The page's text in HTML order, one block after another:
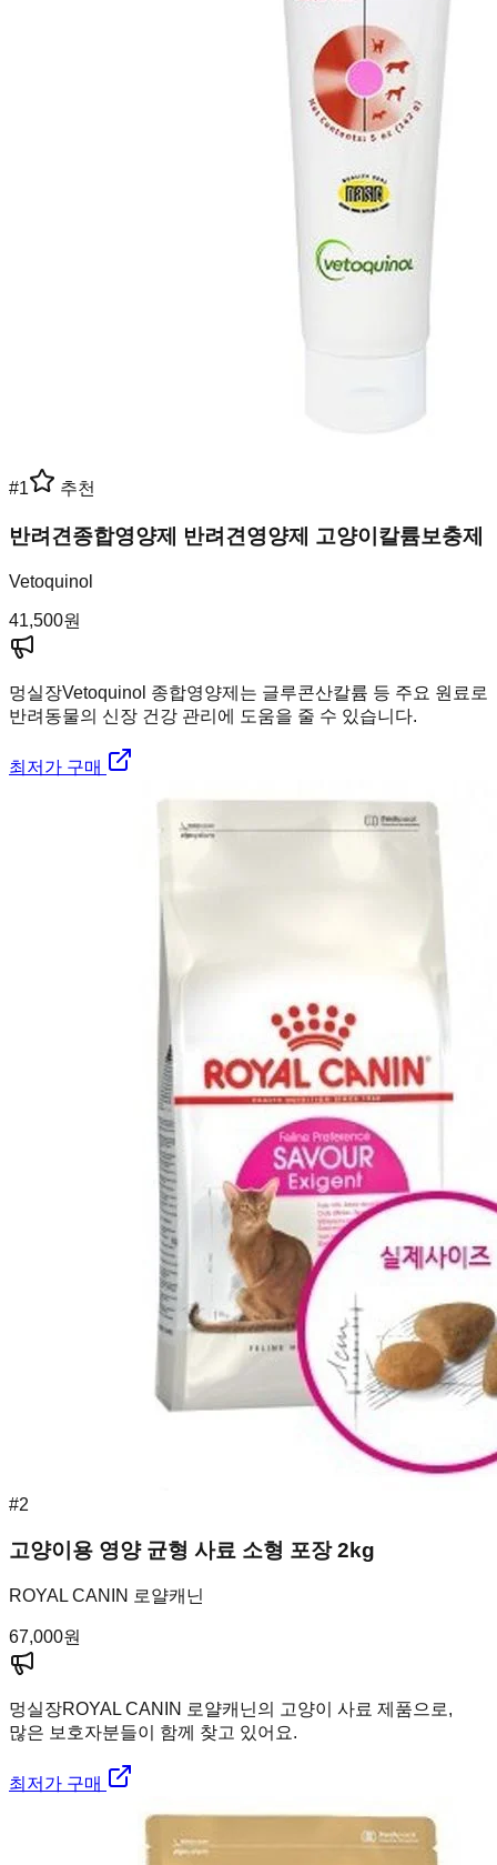
#1 추천
반려견종합영양제 반려견영양제 고양이칼륨보충제
Vetoquinol
41,500원
멍실장Vetoquinol 종합영양제는 글루콘산칼륨 등 주요 원료로
반려동물의 신장 건강 관리에 도움을 줄 수 있습니다.
최저가 구매
#2
고양이용 영양 균형 사료 소형 포장 2kg
ROYAL CANIN 로얄캐닌
67,000원
멍실장ROYAL CANIN 로얄캐닌의 고양이 사료 제품으로,
많은 보호자분들이 함께 찾고 있어요.
최저가 구매